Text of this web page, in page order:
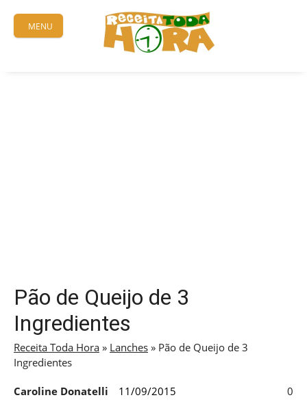
content
MENU
Pão de Queijo de 3
Ingredientes
Receita Toda Hora » Lanches » Pão de Queijo de 3
Ingredientes
Caroline Donatelli 11/09/2015 0